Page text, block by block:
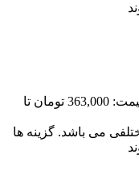
محدوده قیمت: 363,000 تومان تا
می باشد. گزینه ها